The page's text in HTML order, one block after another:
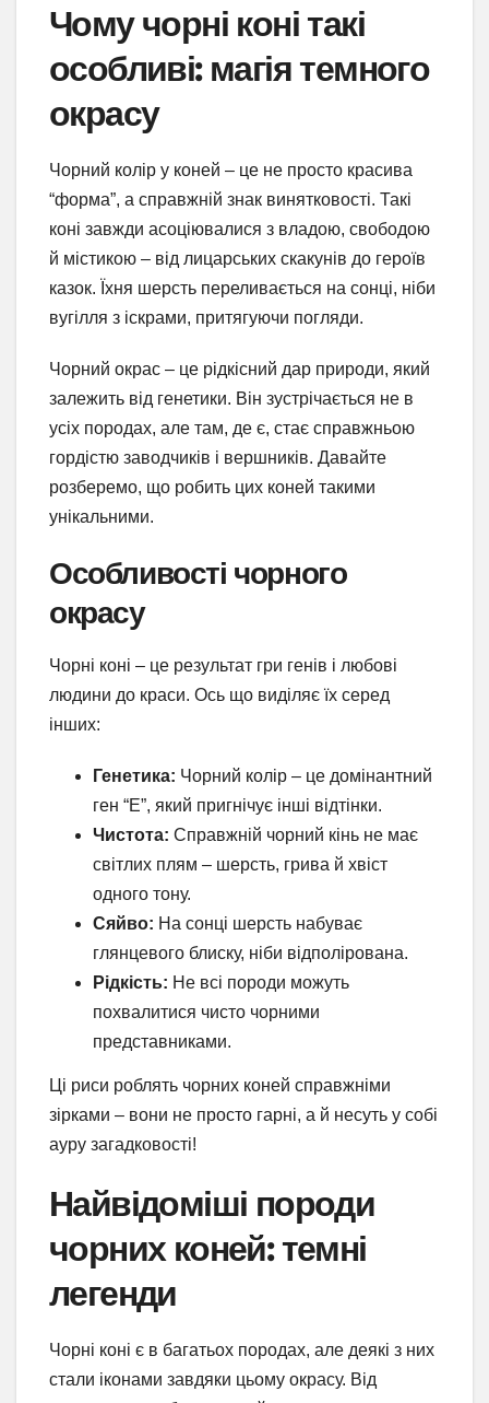
Чому чорні коні такі
особливі: магія темного
окрасу
Чорний колір у коней – це не просто красива
“форма”, а справжній знак винятковості. Такі
коні завжди асоціювалися з владою, свободою
й містикою – від лицарських скакунів до героїв
казок. Їхня шерсть переливається на сонці, ніби
вугілля з іскрами, притягуючи погляди.
Чорний окрас – це рідкісний дар природи, який
залежить від генетики. Він зустрічається не в
усіх породах, але там, де є, стає справжньою
гордістю заводчиків і вершників. Давайте
розберемо, що робить цих коней такими
унікальними.
Особливості чорного
окрасу
Чорні коні – це результат гри генів і любові
людини до краси. Ось що виділяє їх серед
інших:
Генетика: Чорний колір – це домінантний
ген “E”, який пригнічує інші відтінки.
Чистота: Справжній чорний кінь не має
світлих плям – шерсть, грива й хвіст
одного тону.
Сяйво: На сонці шерсть набуває
глянцевого блиску, ніби відполірована.
Рідкість: Не всі породи можуть
похвалитися чисто чорними
представниками.
Ці риси роблять чорних коней справжніми
зірками – вони не просто гарні, а й несуть у собі
ауру загадковості!
Найвідоміші породи
чорних коней: темні
легенди
Чорні коні є в багатьох породах, але деякі з них
стали іконами завдяки цьому окрасу. Від